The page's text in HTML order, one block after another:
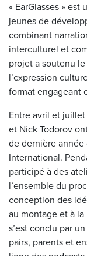
« EarGlasses »
jeunes de
combinant
interculturel et
projet a soutenu
l’expression
format engageant
Entre avril et
et Nick Todorov
de dernière année
International.
participé à des
l’ensemble du
conception des
au montage et à
s’est conclu par
pairs, parents et